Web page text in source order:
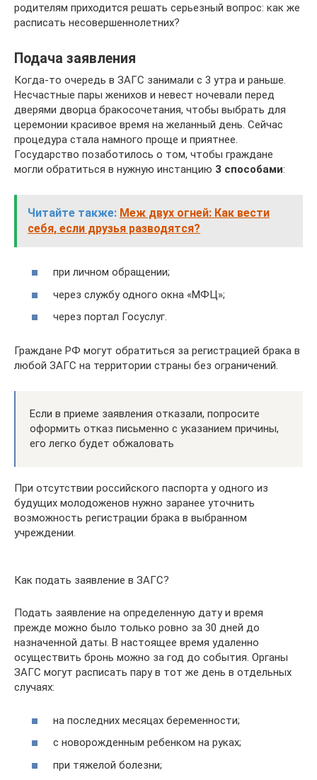
родителям приходится решать серьезный вопрос: как же
расписать несовершеннолетних?
Подача заявления
Когда-то очередь в ЗАГС занимали с 3 утра и раньше.
Несчастные пары женихов и невест ночевали перед
дверями дворца бракосочетания, чтобы выбрать для
церемонии красивое время на желанный день. Сейчас
процедура стала намного проще и приятнее.
Государство позаботилось о том, чтобы граждане
могли обратиться в нужную инстанцию 3 способами:
Читайте также: Меж двух огней: Как вести
себя, если друзья разводятся?
при личном обращении;
через службу одного окна «МФЦ»;
через портал Госуслуг.
Граждане РФ могут обратиться за регистрацией брака в
любой ЗАГС на территории страны без ограничений.
Если в приеме заявления отказали, попросите
оформить отказ письменно с указанием причины,
его легко будет обжаловать
При отсутствии российского паспорта у одного из
будущих молодоженов нужно заранее уточнить
возможность регистрации брака в выбранном
учреждении.
Как подать заявление в ЗАГС?
Подать заявление на определенную дату и время
прежде можно было только ровно за 30 дней до
назначенной даты. В настоящее время удаленно
осуществить бронь можно за год до события. Органы
ЗАГС могут расписать пару в тот же день в отдельных
случаях:
на последних месяцах беременности;
с новорожденным ребенком на руках;
при тяжелой болезни;